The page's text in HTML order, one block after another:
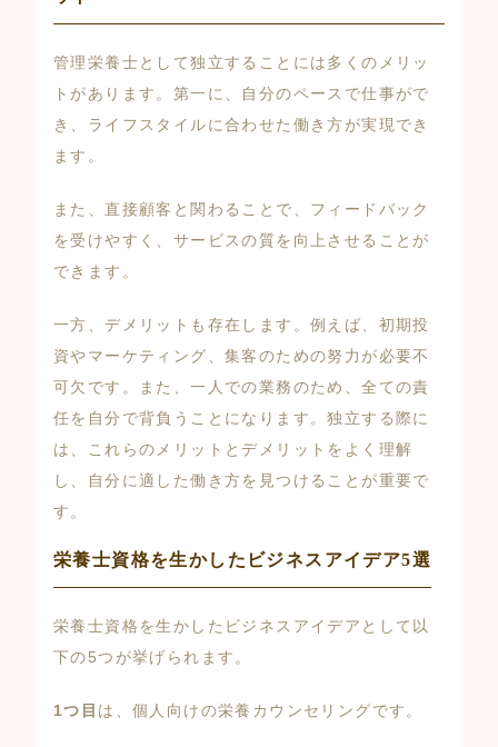
管理栄養士として独立することには多くのメリッ
トがあります。第一に、自分のペースで仕事がで
き、ライフスタイルに合わせた働き方が実現でき
ます。
また、直接顧客と関わることで、フィードバック
を受けやすく、サービスの質を向上させることが
できます。
一方、デメリットも存在します。例えば、初期投
資やマーケティング、集客のための努力が必要不
可欠です。また、一人での業務のため、全ての責
任を自分で背負うことになります。独立する際に
は、これらのメリットとデメリットをよく理解
し、自分に適した働き方を見つけることが重要で
す。
栄養士資格を生かしたビジネスアイデア5選
栄養士資格を生かしたビジネスアイデアとして以
下の5つが挙げられます。
1つ目 は、個人向けの栄養カウンセリングです。